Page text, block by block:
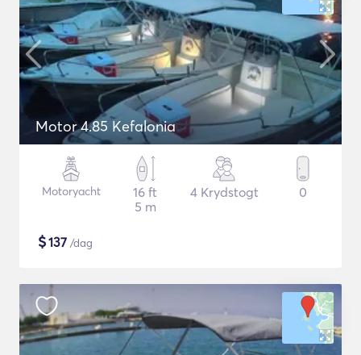
Motor 4.85 Kefalonia
Motoryacht
16 ft
5 m
4 Krydstogt 0
$137 /dag